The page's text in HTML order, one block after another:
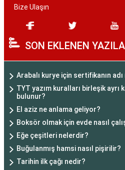
Bize Ulaşın
SON EKLENEN
Arabalı kurye için sertifikanın
TYT yazım kuralları birleşik
bulunur?
El aziz ne anlama geliyor?
Boksör olmak için evde nasıl
Eğe çeşitleri nelerdir?
Buğulanmış hamsi nasıl pişirilir?
Tarihin ilk çağı nedir?